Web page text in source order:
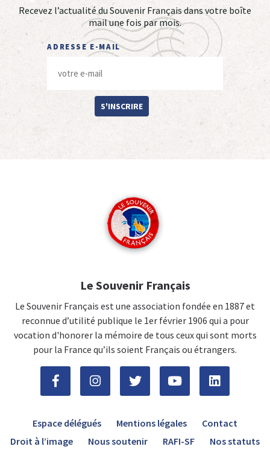
Recevez l’actualité du Souvenir Français dans votre boîte
mail une fois par mois.
ADRESSE E-MAIL
S'INSCRIRE
Le Souvenir Français
Le Souvenir Français est une association fondée en 1887 et
reconnue d’utilité publique le 1er février 1906 qui a pour
vocation d'honorer la mémoire de tous ceux qui sont morts
pour la France qu’ils soient Français ou étrangers.
Espace délégués Mentions légales
Contact
Droit à l’image
Nous soutenir RAFI-SF Nos statuts